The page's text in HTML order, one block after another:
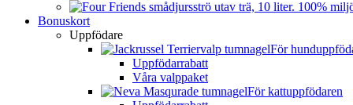
Bonuskort
Uppfödare
För
Uppfödarrabatt
Våra valppaket
För kattuppfödaren